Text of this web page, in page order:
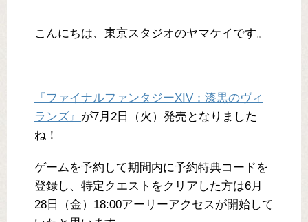
こんにちは、東京スタジオのヤマケイです。
『ファイナルファンタジーXIV：漆黒のヴィ
ランズ』 が7月2日（火）発売となりました
ね！
ゲームを予約して期間内に予約特典コードを
登録し、特定クエストをクリアした方は6月
28日（金）18:00アーリーアクセスが開始して